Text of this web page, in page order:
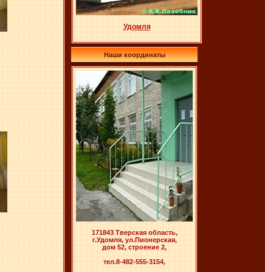
Удомля
Наши координаты
171843 Тверская область,
г.Удомля, ул.Пионерская,
дом 52, строение 2,
тел.8-482-555-3154,